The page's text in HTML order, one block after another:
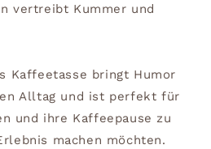
vertreibt Kummer und
Kaffeetasse bringt Humor
Alltag und ist perfekt für
und ihre Kaffeepause zu
machen möchten.